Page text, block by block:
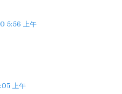
5:56 上午
上午